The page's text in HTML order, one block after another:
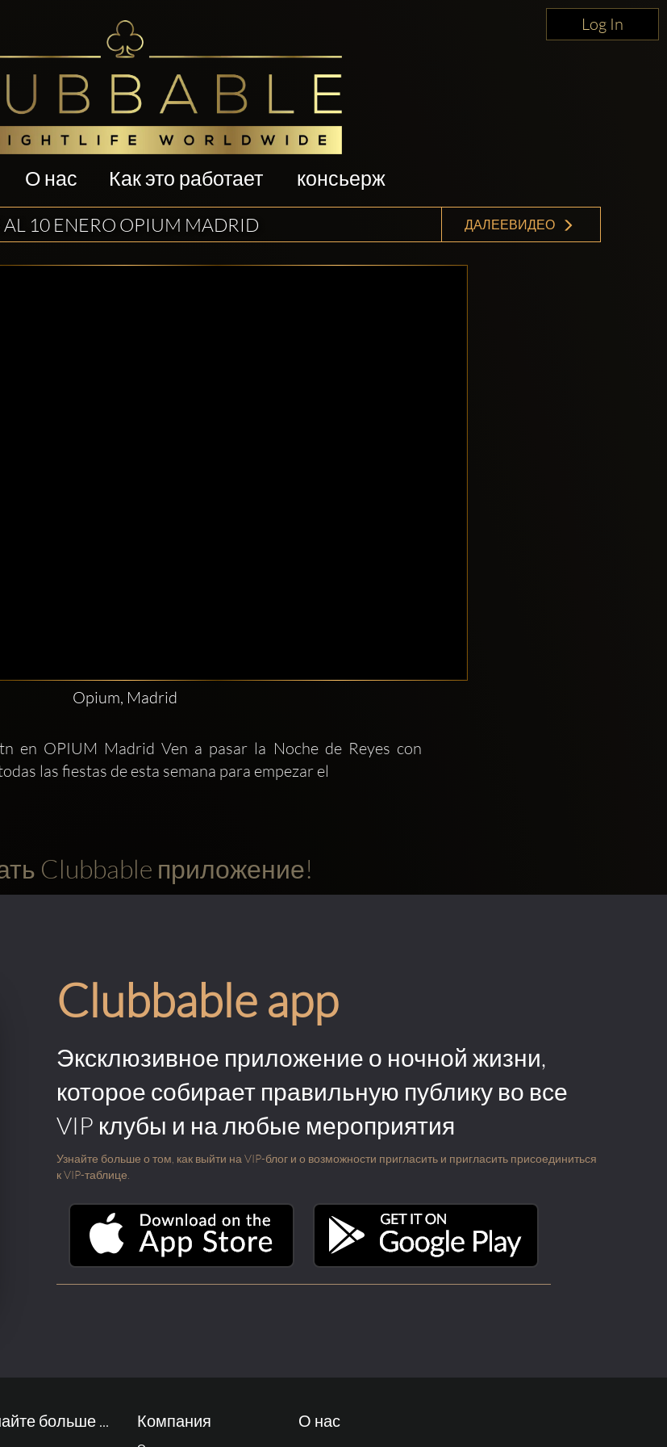
Log In
О нас Как это работает консьерж
AL 10 ENERO OPIUM MADRID ДАЛЕЕВИДЕО
Opium, Madrid
en OPIUM Madrid Ven a pasar la Noche de Reyes con
las fiestas de esta semana para empezar el
Clubbable приложение!
Clubbable app
Эксклюзивное приложение о ночной жизни,
которое собирает правильную публику во все
VIP клубы и на любые мероприятия
Узнайте больше о том, как выйти на VIP-блог и о возможности пригласить и пригласить присоединиться
к VIP-таблице.
больше ... Компания О нас